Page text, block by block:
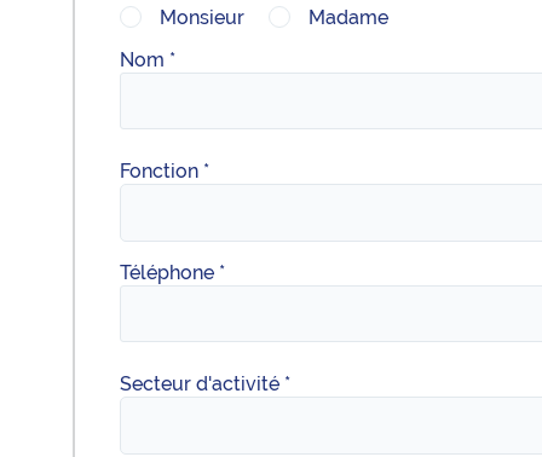
Monsieur
Madame
Nom *
Fonction *
Téléphone *
Secteur d'activité *